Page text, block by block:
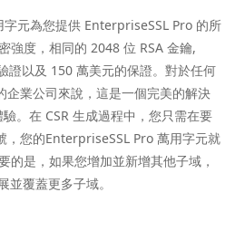
元為您提供 EnterpriseSSL Pro 的所
強度，相同的 2048 位 RSA 金鑰,
證以及 150 萬美元的保證。對於任何
企業公司來說，這是一個完美的解決
。在 CSR 生成過程中，您只需在要
，您的EnterpriseSSL Pro 萬用字元就
的是，如果您增加並新增其他子域，
並覆蓋更多子域。